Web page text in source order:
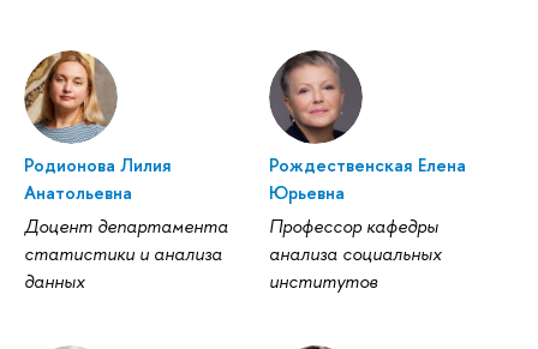
Родионова Лилия
Анатольевна
Доцент департамента
статистики и анализа
данных
Рождественская Елена
Юрьевна
Профессор кафедры
анализа социальных
институтов